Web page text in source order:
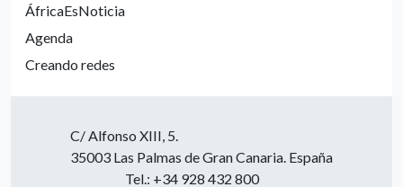
ÁfricaEsNoticia
Agenda
Creando redes
C/ Alfonso XIII, 5.
35003 Las Palmas de Gran Canaria. España
Tel.: +34 928 432 800